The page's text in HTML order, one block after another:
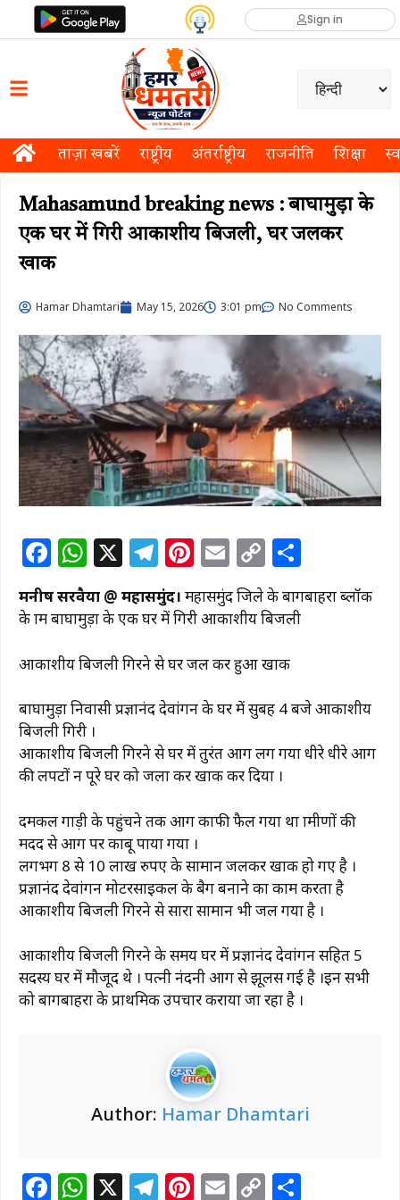
Sign in
ताज़ा खबरें राष्ट्रीय अंतर्राष्ट्रीय राजनीति शिक्षा
Mahasamund breaking news : बाघामुड़ा के
एक घर में गिरी आकाशीय बिजली, घर जलकर
खाक
Hamar Dhamtari May 15, 2026 3:01 pm No Comments
F
c
b
o
o
k
W
at
s
A
p
p
X T
el
e
ra
m
Pi
te
st
E
m
ai
C
o
p
Li
n
k
ar
मनीष सरवैया @ महासमुंद। महासमुंद जिले के बागबाहरा ब्लॉक
के ग्राम बाघामुड़ा के एक घर में गिरी आकाशीय बिजली
आकाशीय बिजली गिरने से घर जल कर हुआ खाक
बाघामुड़ा निवासी प्रज्ञानंद देवांगन के घर में सुबह 4 बजे आकाशीय
बिजली गिरी ।
आकाशीय बिजली गिरने से घर में तुरंत आग लग गया धीरे धीरे आग
की लपटों न पूरे घर को जला कर खाक कर दिया ।
दमकल गाड़ी के पहुंचने तक आग काफी फैल गया था ग्रामीणों की
मदद से आग पर काबू पाया गया ।
लगभग 8 से 10 लाख रुपए के सामान जलकर खाक हो गए है ।
प्रज्ञानंद देवांगन मोटरसाइकल के बैग बनाने का काम करता है
आकाशीय बिजली गिरने से सारा सामान भी जल गया है ।
आकाशीय बिजली गिरने के समय घर में प्रज्ञानंद देवांगन सहित 5
सदस्य घर में मौजूद थे । पत्नी नंदनी आग से झूलस गई है ।इन सभी
को बागबाहरा के प्राथमिक उपचार कराया जा रहा है ।
Author: Hamar Dhamtari
F W X T Pi E C